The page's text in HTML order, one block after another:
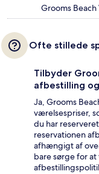
Grooms Beach
Ofte stillede
Tilbyder
afbestilling
Ja, Grooms
værelsespriser,
du har
reservationen
afhængigt af
bare sørge for